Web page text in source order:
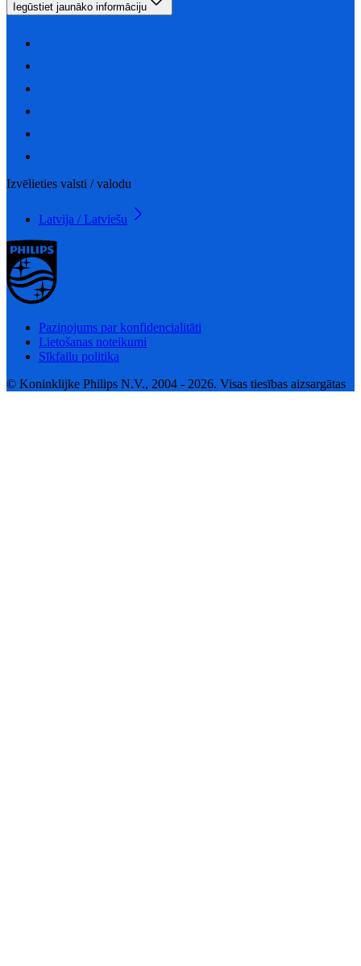
Iegūstiet jaunāko informāciju
Izvēlieties valsti / valodu
Latvija / Latviešu
Paziņojums par konfidencialitāti
Lietošanas noteikumi
Sīkfailu politika
© Koninklijke Philips N.V., 2004 - 2026. Visas tiesības aizsargātas